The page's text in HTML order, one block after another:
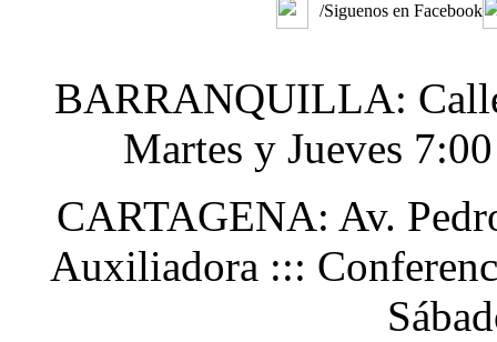
/Siguenos en Facebook
BARRANQUILLA:
Martes y Jueves
CARTAGENA: Av.
Auxiliadora :::